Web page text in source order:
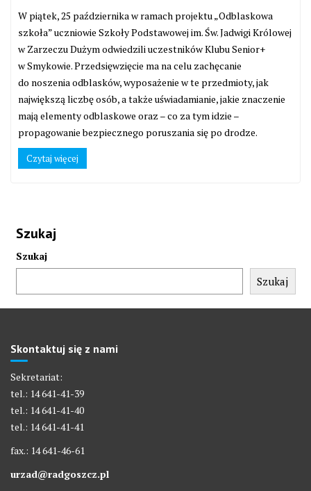
W piątek, 25 października w ramach projektu „Odblaskowa
szkoła” uczniowie Szkoły Podstawowej im. Św. Jadwigi Królowej
w Zarzeczu Dużym odwiedzili uczestników Klubu Senior+
w Smykowie. Przedsięwzięcie ma na celu zachęcanie
do noszenia odblasków, wyposażenie w te przedmioty, jak
największą liczbę osób, a także uświadamianie, jakie znaczenie
mają elementy odblaskowe oraz – co za tym idzie –
propagowanie bezpiecznego poruszania się po drodze.
Czytaj więcej
Szukaj
Szukaj
Szukaj
Skontaktuj się z nami
Sekretariat:
tel.: 14 641-41-39
tel.: 14 641-41-40
tel.: 14 641-41-41
fax.: 14 641-46-61
urzad@radgoszcz.pl